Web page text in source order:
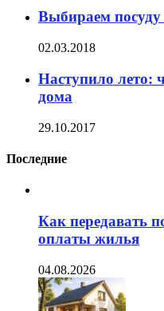
Выбираем
02.03.2018
Наступило лето:
дома
29.10.2017
Последние
Как передавать
оплаты жилья
04.08.2026